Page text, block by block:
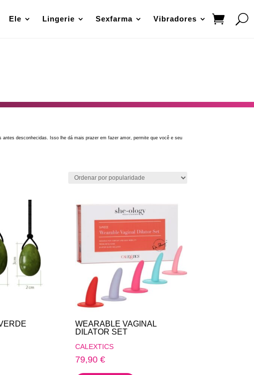
Ele Lingerie Sexfarma Vibradores
desconhecidas. Isso lhe dá mais prazer em fazer amor, permite que você e seu
WEARABLE VAGINAL
DILATOR SET
CALEXTICS
79,90€